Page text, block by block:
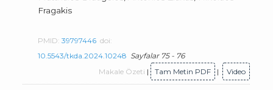
Fragakis
PMID:39797446 doi:
10.5543/tkda.2024.10248 Sayfalar 75 - 76
Makale Özeti | Tam Metin PDF | Video